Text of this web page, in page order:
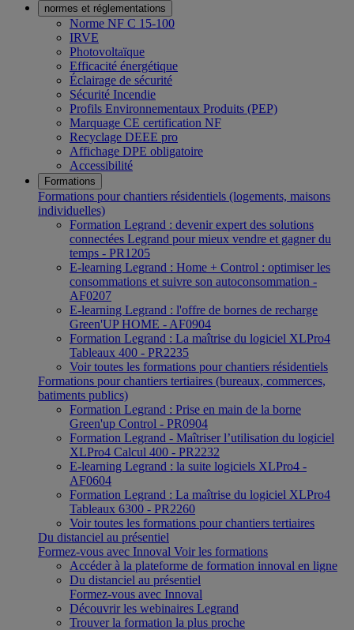
normes et réglementations
Norme NF C 15-100
IRVE
Photovoltaïque
Efficacité énergétique
Éclairage de sécurité
Sécurité Incendie
Profils Environnementaux Produits (PEP)
Marquage CE certification NF
Recyclage DEEE pro
Affichage DPE obligatoire
Accessibilité
Formations
Formations pour chantiers résidentiels (logements, maisons
individuelles)
Formation Legrand : devenir expert des solutions
connectées Legrand pour mieux vendre et gagner du
temps - PR1205
E-learning Legrand : Home + Control : optimiser les
consommations et suivre son autoconsommation -
AF0207
E-learning Legrand : l'offre de bornes de recharge
Green'UP HOME - AF0904
Formation Legrand : La maîtrise du logiciel XLPro4
Tableaux 400 - PR2235
Voir toutes les formations pour chantiers résidentiels
Formations pour chantiers tertiaires (bureaux, commerces,
batiments publics)
Formation Legrand : Prise en main de la borne
Green'up Control - PR0904
Formation Legrand - Maîtriser l’utilisation du logiciel
XLPro4 Calcul 400 - PR2232
E-learning Legrand : la suite logiciels XLPro4 -
AF0604
Formation Legrand : La maîtrise du logiciel XLPro4
Tableaux 6300 - PR2260
Voir toutes les formations pour chantiers tertiaires
Du distanciel au présentiel
Formez-vous avec Innoval Voir les formations
Accéder à la plateforme de formation innoval en ligne
Du distanciel au présentiel
Formez-vous avec Innoval
Découvrir les webinaires Legrand
Trouver la formation la plus proche